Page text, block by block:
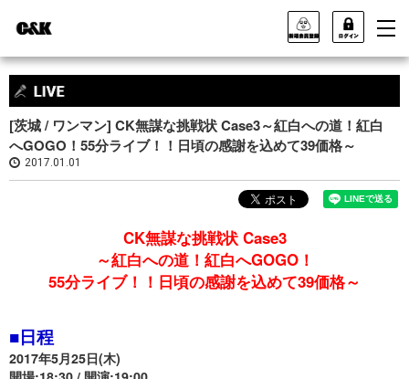
[茨城 / ワンマン] CK無謀な挑戦状 Case3～紅白への道！紅白
へGOGO！55分ライブ！！日頃の感謝を込めて39価格～
2017.01.01
CK無謀な挑戦状 Case3
～紅白への道！紅白へGOGO！
55分ライブ！！日頃の感謝を込めて39価格～
■日程
2017年5月25日(木)